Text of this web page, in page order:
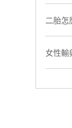
二胎怎
女性輸